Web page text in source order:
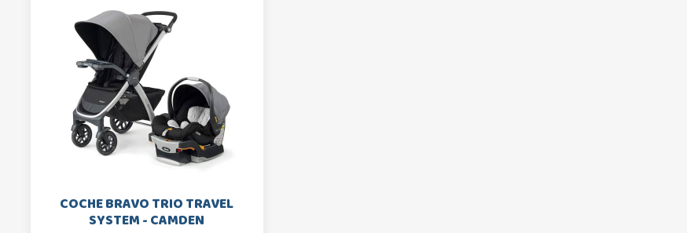
COCHE BRAVO TRIO TRAVEL
SYSTEM - CAMDEN